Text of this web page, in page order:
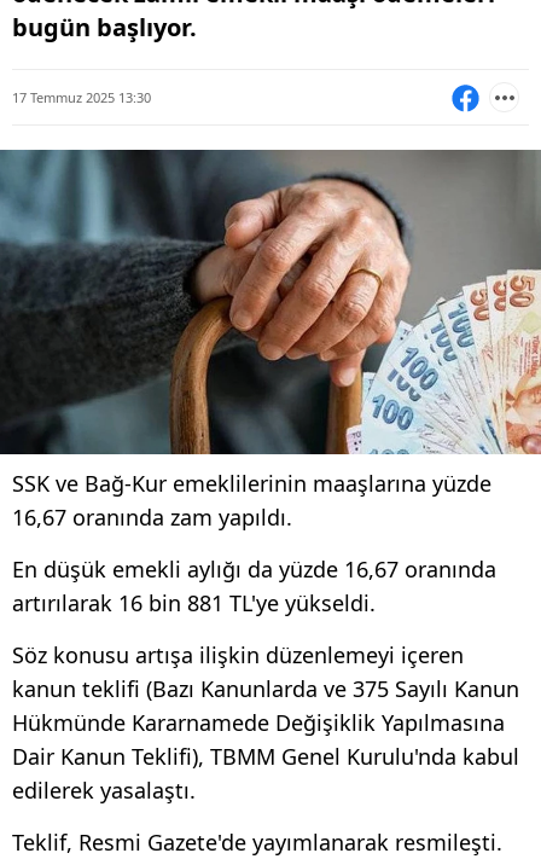
bugün başlıyor.
17 Temmuz 2025 13:30
SSK ve Bağ-Kur emeklilerinin maaşlarına yüzde
16,67 oranında zam yapıldı.
En düşük emekli aylığı da yüzde 16,67 oranında
artırılarak 16 bin 881 TL'ye yükseldi.
Söz konusu artışa ilişkin düzenlemeyi içeren
kanun teklifi (Bazı Kanunlarda ve 375 Sayılı Kanun
Hükmünde Kararnamede Değişiklik Yapılmasına
Dair Kanun Teklifi), TBMM Genel Kurulu'nda kabul
edilerek yasalaştı.
Teklif, Resmi Gazete'de yayımlanarak resmileşti.